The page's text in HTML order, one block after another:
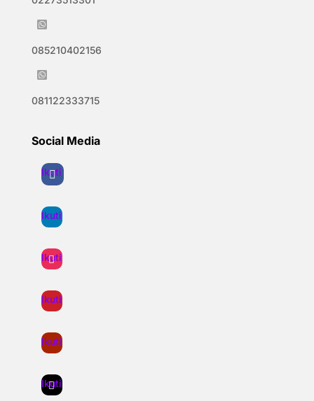

085210402156

081122333715
Social Media
Ikuti
Ikuti
Ikuti
Ikuti
Ikuti
Ikuti